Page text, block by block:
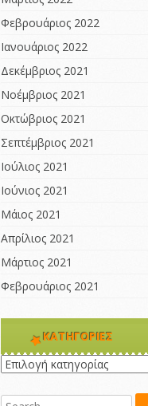
Φεβρουάριος 2022
Ιανουάριος 2022
Δεκέμβριος 2021
Νοέμβριος 2021
Οκτώβριος 2021
Σεπτέμβριος 2021
Ιούλιος 2021
Ιούνιος 2021
Μάιος 2021
Απρίλιος 2021
Μάρτιος 2021
Φεβρουάριος 2021
KΑΤΗΓΟΡΊΕΣ
Kατηγορίες